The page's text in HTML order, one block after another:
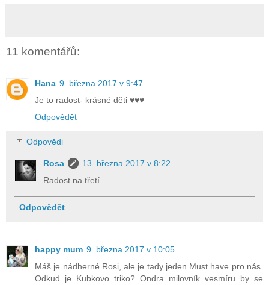
11 komentářů:
Hana 9. března 2017 v 9:47
Je to radost- krásné děti ♥♥♥
Odpovědět
Odpovědi
Rosa
13. března 2017 v 8:22
Radost na třetí.
Odpovědět
happy mum 9. března 2017 v 10:05
Máš je nádherné Rosi, ale je tady jeden Must have pro nás.
Odkud je Kubkovo triko? Ondra milovník vesmíru by se